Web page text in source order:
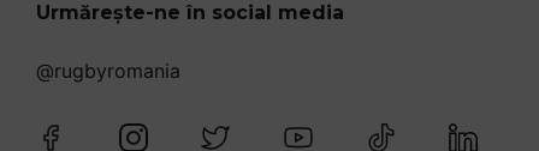
Urmărește-ne în social media
@rugbyromania